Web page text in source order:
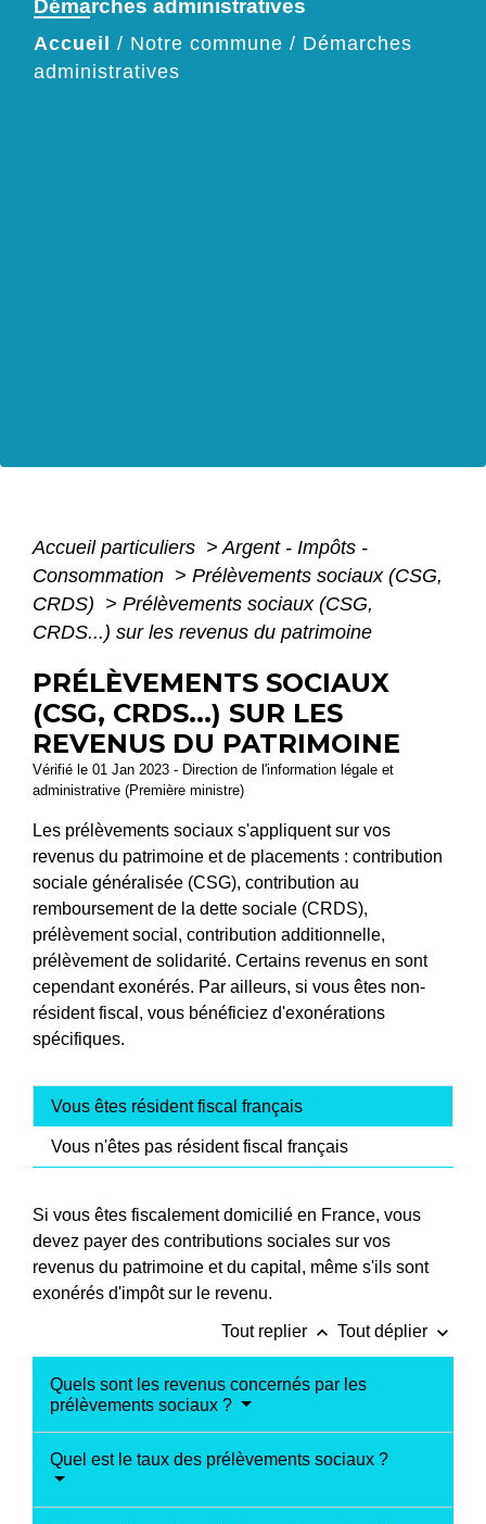
Démarches administratives
Accueil / Notre commune / Démarches
administratives
Accueil particuliers > Argent - Impôts -
Consommation > Prélèvements sociaux (CSG,
CRDS) > Prélèvements sociaux (CSG,
CRDS...) sur les revenus du patrimoine
PRÉLÈVEMENTS SOCIAUX
(CSG, CRDS...) SUR LES
REVENUS DU PATRIMOINE
Vérifié le 01 Jan 2023 - Direction de l'information légale et
administrative (Première ministre)
Les prélèvements sociaux s'appliquent sur vos
revenus du patrimoine et de placements : contribution
sociale généralisée (CSG), contribution au
remboursement de la dette sociale (CRDS),
prélèvement social, contribution additionnelle,
prélèvement de solidarité. Certains revenus en sont
cependant exonérés. Par ailleurs, si vous êtes non-
résident fiscal, vous bénéficiez d'exonérations
spécifiques.
Vous êtes résident fiscal français
Vous n'êtes pas résident fiscal français
Si vous êtes fiscalement domicilié en France, vous
devez payer des contributions sociales sur vos
revenus du patrimoine et du capital, même s'ils sont
exonérés d'impôt sur le revenu.
Tout replier keyboard_arrow_up Tout déplier keyboard_arrow_down
Quels sont les revenus concernés par les
prélèvements sociaux ?
Quel est le taux des prélèvements sociaux ?